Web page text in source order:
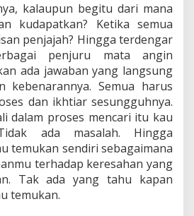
kalaupun begitu dari mana
kudapatkan? Ketika semua
penjajah? Hingga terdengar
penjuru mata angin
ada jawaban yang langsung
kebenarannya. Semua harus
dan ikhtiar sesungguhnya.
dalam proses mencari itu kau
ada masalah. Hingga
temukan sendiri sebagaimana
terhadap keresahan yang
Tak ada yang tahu kapan
temukan.